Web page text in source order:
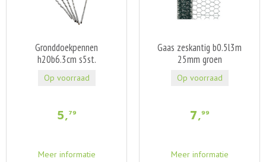
Gronddoekpennen
h20b6.3cm s5st.
5,79
Meer informatie
Op voorraad
Gaas zeskantig b0.5l3m
25mm groen
7,99
Meer informatie
Op voorraad